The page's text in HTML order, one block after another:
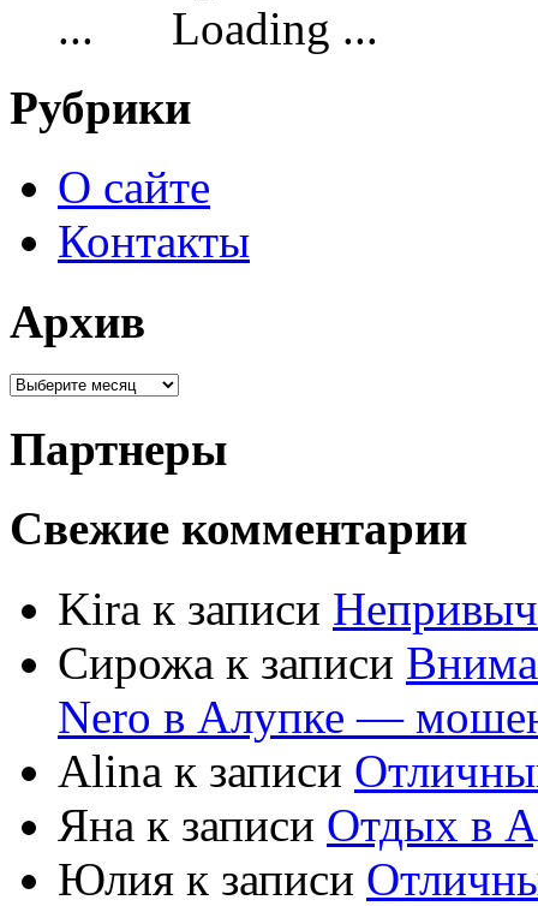
Loading ...
Рубрики
О сайте
Контакты
Архив
Партнеры
Свежие комментарии
Kira к записи
Сирожа к записи
Nero в Алупке —
Alina к записи
Яна к записи Отдых в
Юлия к записи